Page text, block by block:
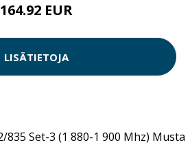
164.92 EUR
LISÄTIETOJA